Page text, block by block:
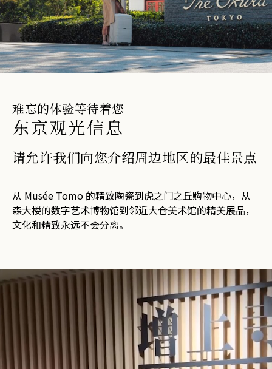
享受精致非凡的法式美食、日本料
理或中餐。预订餐桌
餐厅
加入
加入
难忘的体验等待着您
东京观光信息
请允许我们向您介绍周边地区的最佳景点
从 Musée Tomo 的精致陶瓷到虎之门之丘购物中心，从
森大楼的数字艺术博物馆到邻近大仓美术馆的精美展品，
文化和精致永远不会分离。